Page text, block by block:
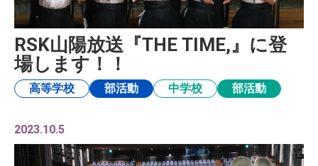
RSK山陽放送『THE TIME,』に登
場します！！
高等学校 部活動 中学校 部活動
2023.10.5